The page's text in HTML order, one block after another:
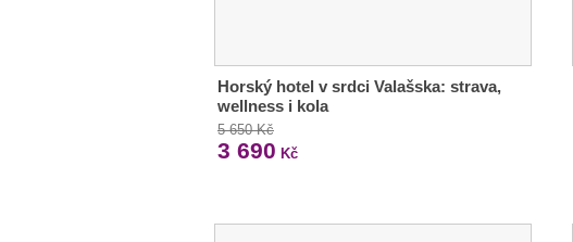
Horský hotel v srdci Valašska: strava,
wellness i kola
5 650 Kč
3 690 Kč